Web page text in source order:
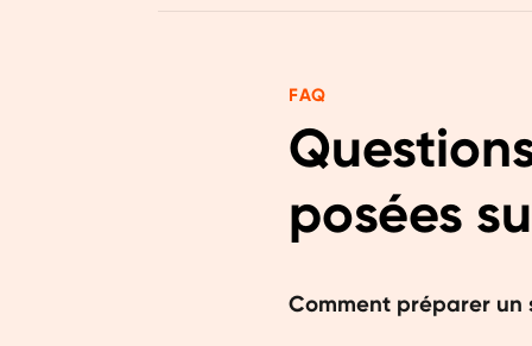
FAQ
posées
Comment préparer un